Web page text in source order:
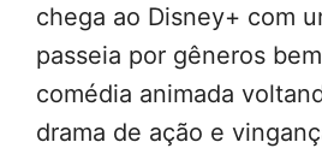
chega ao Disney+ com
passeia por gêneros
comédia animada
drama de ação e